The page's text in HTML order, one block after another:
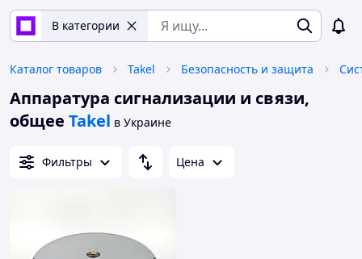
В категории
Каталог товаров Takel Безопасность и защита
Аппаратура сигнализации и связи,
общее Takel в Украине
Фильтры Цена